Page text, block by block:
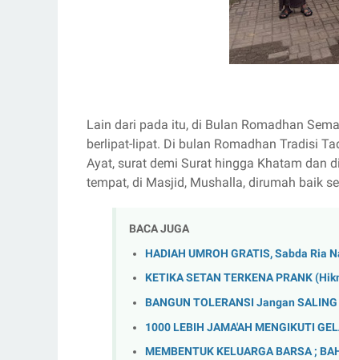
Lain dari pada itu, di Bulan Romadhan
berlipat-lipat. Di bulan Romadhan Tradisi
Ayat, surat demi Surat hingga Khatam dan
tempat, di Masjid, Mushalla, dirumah baik
BACA JUGA
HADIAH UMROH GRATIS, Sabda Ria
KETIKA SETAN TERKENA PRANK
BANGUN TOLERANSI Jangan SALING
1000 LEBIH JAMA'AH MENGIKUTI
MEMBENTUK KELUARGA BARSA ;